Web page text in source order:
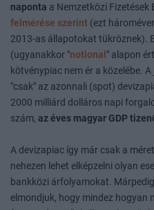
naponta a Nemzetközi Fizetések
felmérése szerint (ezt
2013-as állapotokat tükröznek).
(ugyanakkor "notional " alapon
kötvénypiac nem ér a közelébe.
"csak" az azonnali (spot)
2000 milliárd dolláros napi
szám, az éves magyar GDP
A devizapiac így már csak a
nehezen lehet elképzelni olyan
bankközi árfolyamokat.
elmondjuk, hogy mindez hogyan